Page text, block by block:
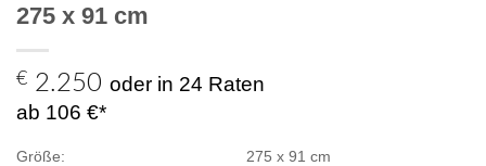
275 x 91 cm
€ 2.250 oder in 24 Raten
ab 106 €*
Größe: 275 x 91 cm